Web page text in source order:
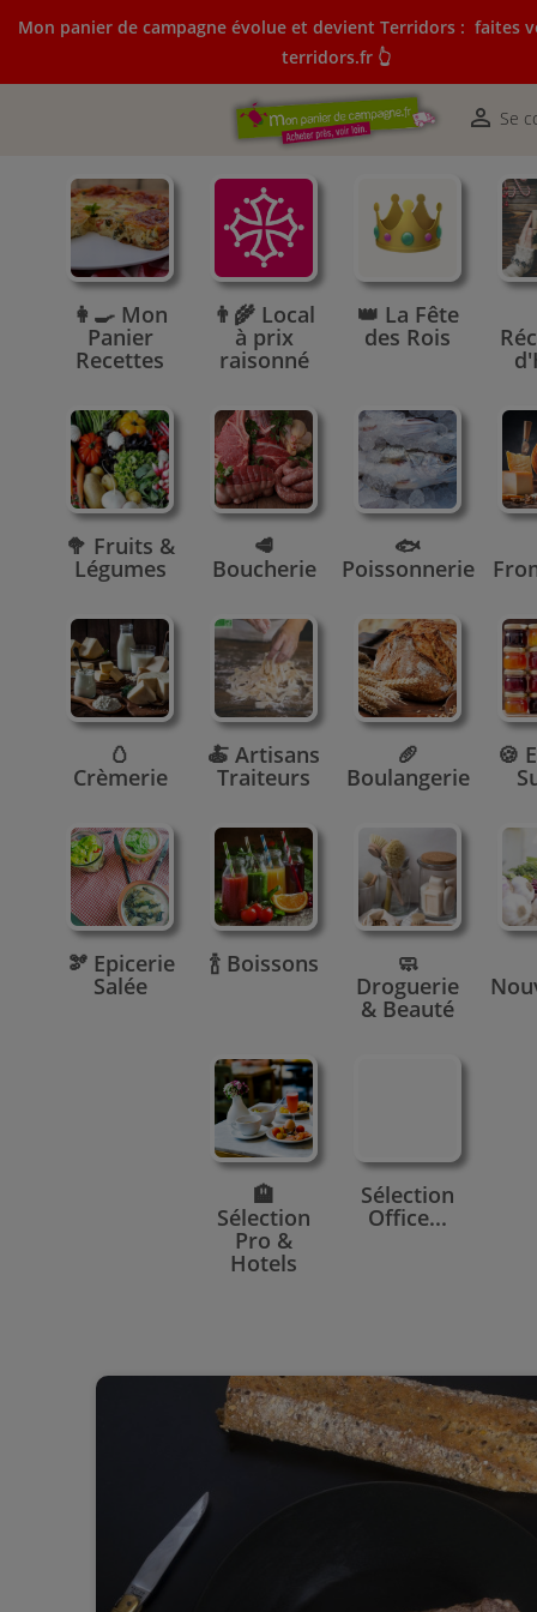
Mon panier de campagne évolue et devient Terridors : faites
terridors.fr 👆
 Se
Mon panier de campagne évolue et devient Terridors:
courses sur terridors.fr 👆
👩‍🍳 Mon
Panier
Recettes
👨‍🌾 Local
à prix
raisonné
👑 La Fête
des Rois
🥦 Fruits &
Légumes
🥩
Boucherie
🐟
Poissonnerie
🥚
Crèmerie
🍝 Artisans
Traiteurs
🥖
Boulangerie
🍪
🫘 Epicerie
Salée
🍾 Boissons 🧼
Droguerie
& Beauté
🏨
Sélection
Pro &
Hotels
Sélection
Office...